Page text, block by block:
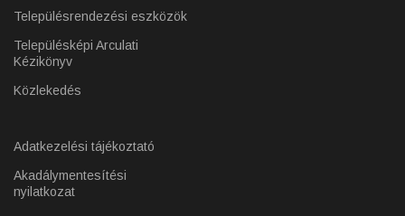
Településrendezési eszközök
Településképi Arculati
Kézikönyv
Közlekedés
Adatkezelési tájékoztató
Akadálymentesítési
nyilatkozat